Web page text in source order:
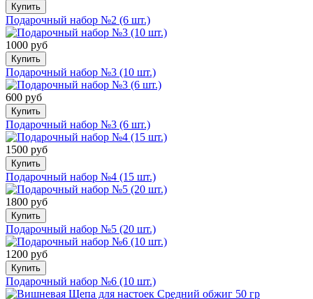
Купить
Подарочный набор №2 (6 шт.)
1000 руб
Купить
Подарочный набор №3 (10 шт.)
600 руб
Купить
Подарочный набор №3 (6 шт.)
1500 руб
Купить
Подарочный набор №4 (15 шт.)
1800 руб
Купить
Подарочный набор №5 (20 шт.)
1200 руб
Купить
Подарочный набор №6 (10 шт.)